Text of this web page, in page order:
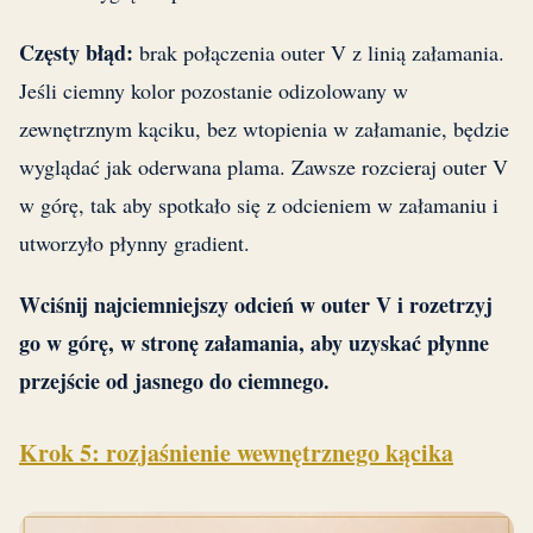
Częsty błąd: brak połączenia outer V z linią załamania.
Jeśli ciemny kolor pozostanie odizolowany w
zewnętrznym kąciku, bez wtopienia w załamanie, będzie
wyglądać jak oderwana plama. Zawsze rozcieraj outer V
w górę, tak aby spotkało się z odcieniem w załamaniu i
utworzyło płynny gradient.
Wciśnij najciemniejszy odcień w outer V i rozetrzyj
go w górę, w stronę załamania, aby uzyskać płynne
przejście od jasnego do ciemnego.
Krok 5: rozjaśnienie wewnętrznego kącika